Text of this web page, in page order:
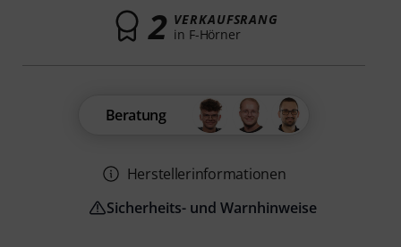
2 VERKAUFSRANG
in F-Hörner
Beratung
Herstellerinformationen
Sicherheits- und Warnhinweise